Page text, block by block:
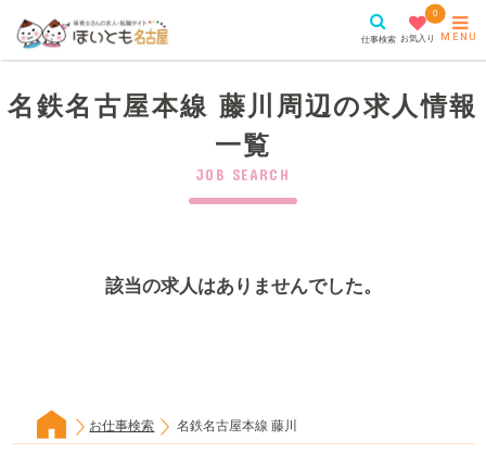
仕事検索
0
お気入り MENU
名鉄名古屋本線 藤川周辺の求人情報
一覧
JOB SEARCH
該当の求人はありませんでした。
お仕事検索 名鉄名古屋本線 藤川